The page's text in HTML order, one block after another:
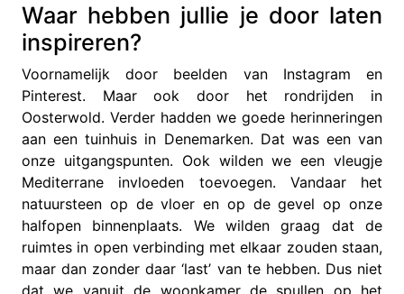
Waar hebben jullie je door laten
inspireren?
Voornamelijk door beelden van Instagram en
Pinterest. Maar ook door het rondrijden in
Oosterwold. Verder hadden we goede herinneringen
aan een tuinhuis in Denemarken. Dat was een van
onze uitgangspunten. Ook wilden we een vleugje
Mediterrane invloeden toevoegen. Vandaar het
natuursteen op de vloer en op de gevel op onze
halfopen binnenplaats. We wilden graag dat de
ruimtes in open verbinding met elkaar zouden staan,
maar dan zonder daar ‘last’ van te hebben. Dus niet
dat we vanuit de woonkamer de spullen op het